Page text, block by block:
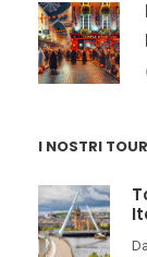
I NOSTRI
Da